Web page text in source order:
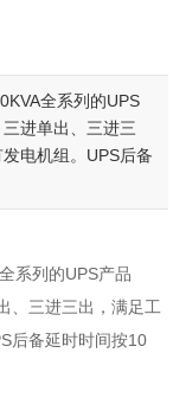
全系列的UPS
进单出、三进三
电机组。UPS后备
系列的UPS产品
、三进三出，满足工
后备延时时间按10